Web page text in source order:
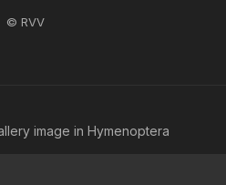
© RVV
image in Hymenoptera